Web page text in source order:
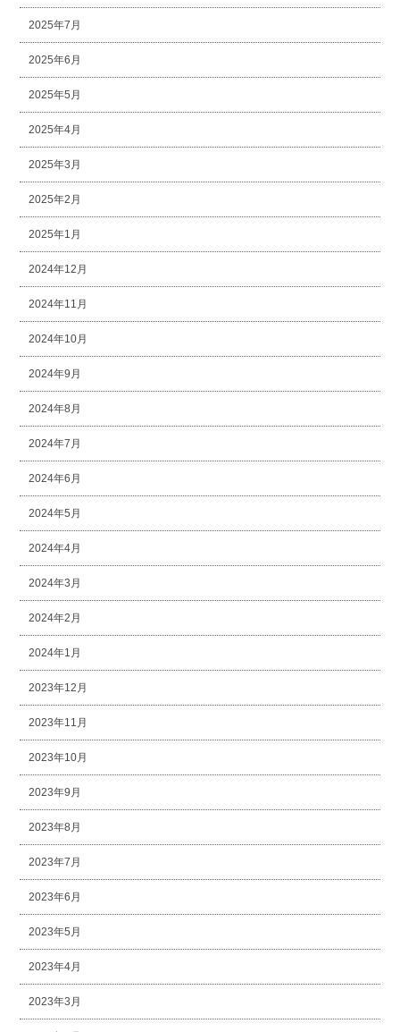
2025年7月
2025年6月
2025年5月
2025年4月
2025年3月
2025年2月
2025年1月
2024年12月
2024年11月
2024年10月
2024年9月
2024年8月
2024年7月
2024年6月
2024年5月
2024年4月
2024年3月
2024年2月
2024年1月
2023年12月
2023年11月
2023年10月
2023年9月
2023年8月
2023年7月
2023年6月
2023年5月
2023年4月
2023年3月